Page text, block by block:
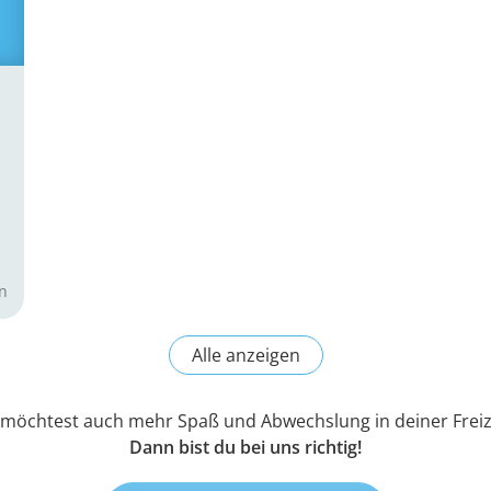
auch mehr Spaß und Abwechslung in deiner
Dann bist du bei uns richtig!